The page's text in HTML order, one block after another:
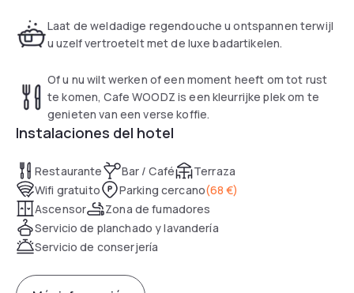
the 19th century. This cashless hotel is located on an
amazing location nearby the city centre and the green
Laat de weldadige regendouche u ontspannen terwijl
u uzelf vertroetelt met de luxe badartikelen.
Of u nu wilt werken of een moment heeft om tot rust
te komen, Cafe WOODZ is een kleurrijke plek om te
genieten van een verse koffie.
Instalaciones del hotel
Restaurante Bar / Café
Terraza
Wifi gratuito
Parking cercano(68 €)
Ascensor
Zona de fumadores
Servicio de planchado y lavandería
Servicio de conserjería